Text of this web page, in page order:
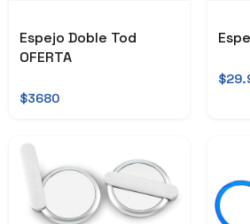
Espejo Doble Tod
OFERTA
$3680